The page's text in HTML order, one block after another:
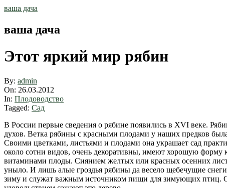
Skip
ваша дача
ваша дача
Этот яркий мир рябин
By: admin
On: 26.03.2012
In: Плодоводство
Tagged: Сад
В России первые сведения о рябине появились в XVI веке.
духов. Ветка рябины с красными плодами у наших предков
Своими цветками, листьями и плодами она украшает сад
около сотни видов, очень декоративны, имеют хорошую
витаминами плоды. Сиянием желтых или красных осенних
уныло. И лишь алые гроздья рябины да весело щебечущие
зиму и служат важным источником пищи для зимующих птиц.